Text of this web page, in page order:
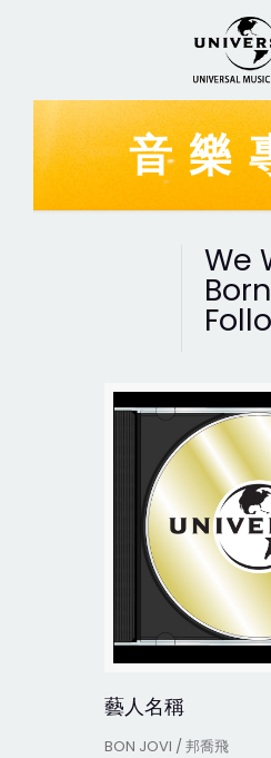
音樂
We
藝人名稱
BON JOVI / 邦喬飛